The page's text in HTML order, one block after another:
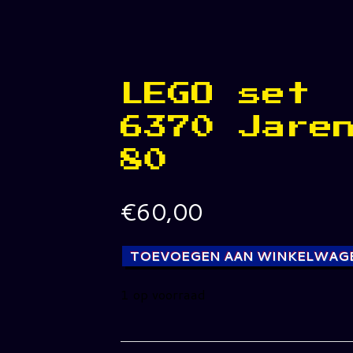
LEGO set
6370
80
€60,00
TOEVOEGEN AAN
1 op voorraad
set